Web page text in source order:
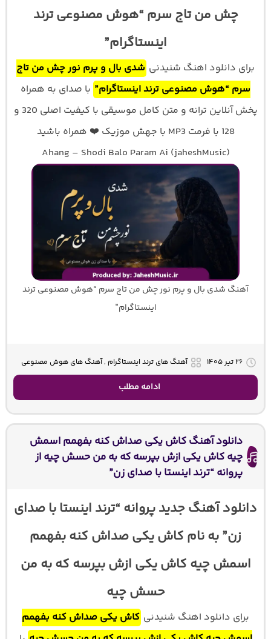
چش من تاج سرم “هوش مصنوعی ترند
اینستاگرام”
برای دانلود اهنگ شنیدنی شدی بال و پرم نور چش من تاج
سرم “هوش مصنوعی ترند اینستاگرام” با صدای به همراه
پخش آنلاین ترانه و متن کامل موسیقی با کیفیت اصلی 320 و
128 با فرمت MP3 با جهش موزیک ❤️ همراه باشید
Ahang – Shodi Balo Param Ai (jaheshMusic)
آهنگ شدی بال و پرم نور چش من تاج سرم “هوش مصنوعی ترند
اینستاگرام”
۲۶ تیر ۱۴۰۵ آهنگ های ترند اینستاگرام , آهنگ های هوش مصنوعی
ادامه مطلب
دانلود آهنگ کاش یکی صداش کنه بفهمم اسمش
چیه کاش یکی ازش بپرسه که به من حسش چیه از
پروانه “ترند اینستا با صدای زن”
دانلود آهنگ جدید پروانه “ترند اینستا با صدای
زن” به نام کاش یکی صداش کنه بفهمم
اسمش چیه کاش یکی ازش بپرسه که به من
حسش چیه
برای دانلود اهنگ شنیدنی کاش یکی صداش کنه بفهمم